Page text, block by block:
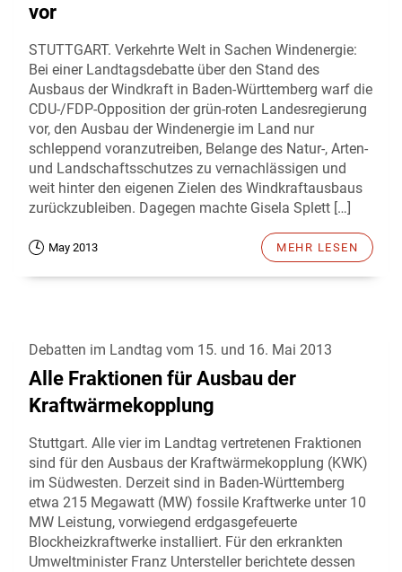
vor
STUTTGART. Verkehrte Welt in Sachen Windenergie:
Bei einer Landtagsdebatte über den Stand des
Ausbaus der Windkraft in Baden-Württemberg warf die
CDU-/FDP-Opposition der grün-roten Landesregierung
vor, den Ausbau der Windenergie im Land nur
schleppend voranzutreiben, Belange des Natur-, Arten-
und Landschaftsschutzes zu vernachlässigen und
weit hinter den eigenen Zielen des Windkraftausbaus
zurückzubleiben. Dagegen machte Gisela Splett […]
May 2013 MEHR LESEN
Debatten im Landtag vom 15. und 16. Mai 2013
Alle Fraktionen für Ausbau der
Kraftwärmekopplung
Stuttgart. Alle vier im Landtag vertretenen Fraktionen
sind für den Ausbaus der Kraftwärmekopplung (KWK)
im Südwesten. Derzeit sind in Baden-Württemberg
etwa 215 Megawatt (MW) fossile Kraftwerke unter 10
MW Leistung, vorwiegend erdgasgefeuerte
Blockheizkraftwerke installiert. Für den erkrankten
Umweltminister Franz Untersteller berichtete dessen